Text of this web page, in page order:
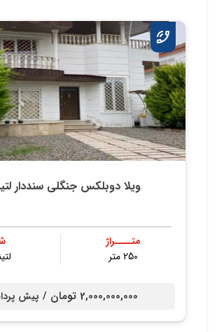
ویلا دوبلکس جنگلی سنددار
متــــراژ
250 متر
2,000,000,000 تومان / پیش